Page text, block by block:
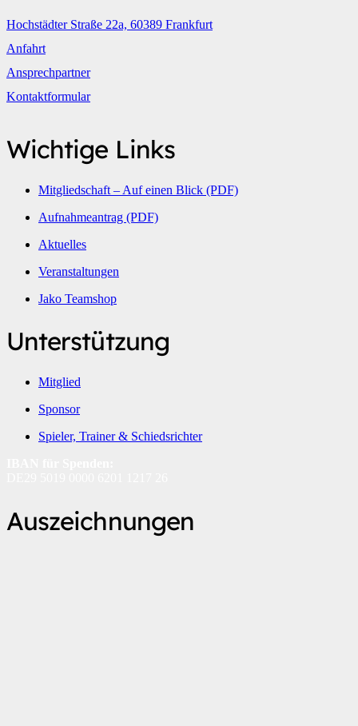
Hochstädter Straße 22a, 60389 Frankfurt
Anfahrt
Ansprechpartner
Kontaktformular
Wichtige Links
Mitgliedschaft – Auf einen Blick (PDF)
Aufnahmeantrag (PDF)
Aktuelles
Veranstaltungen
Jako Teamshop
Unterstützung
Mitglied
Sponsor
Spieler, Trainer & Schiedsrichter
Auszeichnungen